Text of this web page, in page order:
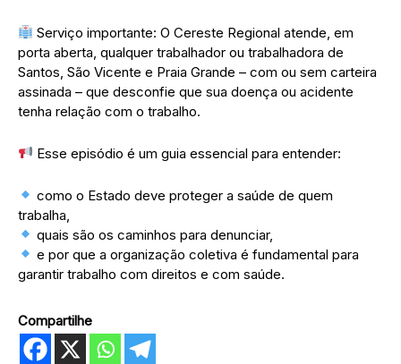
Serviço importante: O Cereste Regional atende, em
porta aberta, qualquer trabalhador ou trabalhadora de
Santos, São Vicente e Praia Grande – com ou sem carteira
assinada – que desconfie que sua doença ou acidente
tenha relação com o trabalho.
Esse episódio é um guia essencial para entender:
como o Estado deve proteger a saúde de quem
trabalha,
quais são os caminhos para denunciar,
e por que a organização coletiva é fundamental para
garantir trabalho com direitos e com saúde.
Compartilhe